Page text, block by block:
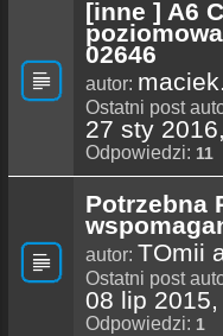
[inne ] A6
02646
autor:
Ostatni post
27 sty
Odpowiedzi: 11
Potrzebna
autor: TOmii
Ostatni post
08 lip
Odpowiedzi: 1